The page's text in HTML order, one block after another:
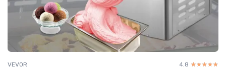
VEVOR 4.8 ☆☆☆☆☆
★★★★★